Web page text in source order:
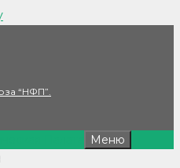
“НФП”.
Меню